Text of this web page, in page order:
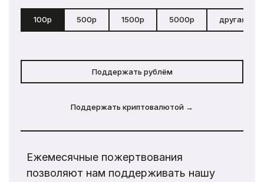
100р 500р 1500р 5000р другая
Поддержать рублём
Поддержать криптовалютой →
Ежемесячные пожертвования
позволяют нам поддерживать нашу